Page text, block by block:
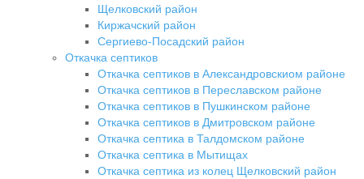
Щелковский район
Киржачский район
Сергиево-Посадский район
Откачка септиков
Откачка септиков в Александровскиом районе
Откачка септиков в Переславском районе
Откачка септиков в Пушкинском районе
Откачка септиков в Дмитровском районе
Откачка септика в Талдомском районе
Откачка септика в Мытищах
Откачка септика из колец Щелковский район